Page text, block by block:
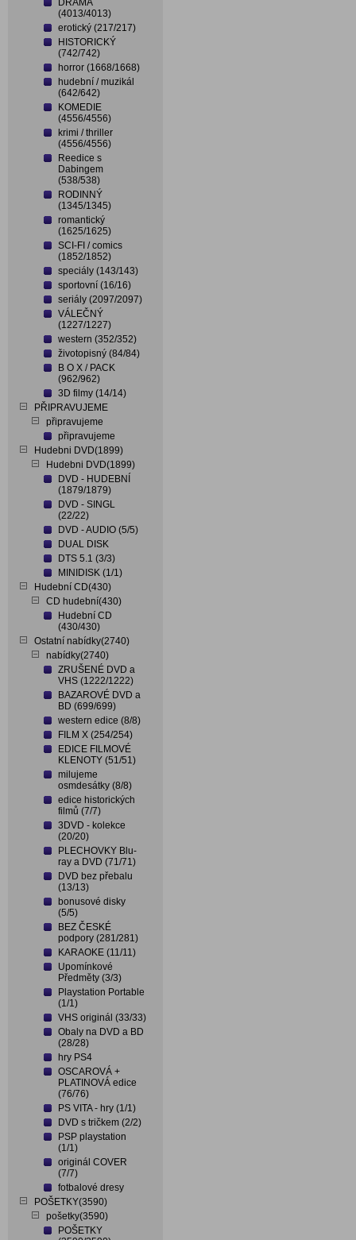
DRAMA
(4013/4013)
erotický (217/217)
HISTORICKÝ
(742/742)
horror (1668/1668)
hudební / muzikál
(642/642)
KOMEDIE
(4556/4556)
krimi / thriller
(4556/4556)
Reedice s
Dabingem
(538/538)
RODINNÝ
(1345/1345)
romantický
(1625/1625)
SCI-FI / comics
(1852/1852)
speciály (143/143)
sportovní (16/16)
seriály (2097/2097)
VÁLEČNÝ
(1227/1227)
western (352/352)
životopisný (84/84)
B O X / PACK
(962/962)
3D filmy (14/14)
PŘIPRAVUJEME
připravujeme
připravujeme
Hudebni DVD(1899)
Hudebni DVD(1899)
DVD - HUDEBNÍ
(1879/1879)
DVD - SINGL
(22/22)
DVD - AUDIO (5/5)
DUAL DISK
DTS 5.1 (3/3)
MINIDISK (1/1)
Hudební CD(430)
CD hudební(430)
Hudební CD
(430/430)
Ostatní nabídky(2740)
nabídky(2740)
ZRUŠENÉ DVD a
VHS (1222/1222)
BAZAROVÉ DVD a
BD (699/699)
western edice (8/8)
FILM X (254/254)
EDICE FILMOVÉ
KLENOTY (51/51)
milujeme
osmdesátky (8/8)
edice historických
filmů (7/7)
3DVD - kolekce
(20/20)
PLECHOVKY Blu-
ray a DVD (71/71)
DVD bez přebalu
(13/13)
bonusové disky
(5/5)
BEZ ČESKÉ
podpory (281/281)
KARAOKE (11/11)
Upomínkové
Předměty (3/3)
Playstation Portable
(1/1)
VHS originál (33/33)
Obaly na DVD a BD
(28/28)
hry PS4
OSCAROVÁ +
PLATINOVÁ edice
(76/76)
PS VITA - hry (1/1)
DVD s tričkem (2/2)
PSP playstation
(1/1)
originál COVER
(7/7)
fotbalové dresy
POŠETKY(3590)
pošetky(3590)
POŠETKY